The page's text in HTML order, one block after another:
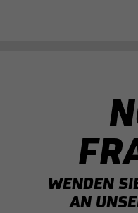
WENDEN
AN